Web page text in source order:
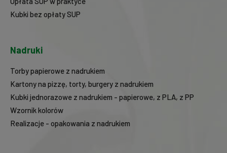
Kubki bez opłaty SUP
Nadruki
Torby papierowe z nadrukiem
Kartony na pizzę, torty, burgery z nadrukiem
Kubki jednorazowe z nadrukiem - papierowe, z PLA, z PP
Wzornik kolorów
Realizacje - opakowania z nadrukiem